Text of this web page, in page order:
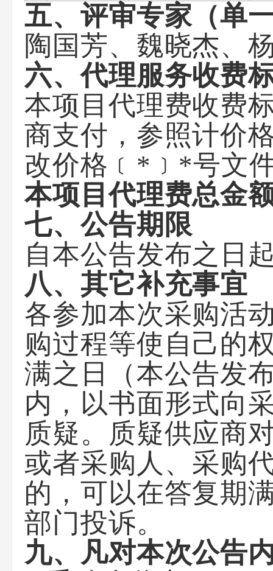
五、评审专家（单
陶国芳、魏晓杰、
六、代理服务收费
本项目代理费收费
商支付，参照计价
改价格﹝*﹞*号文
本项目代理费总金
七、公告期限
自本公告发布之日
八、其它补充事宜
各参加本次采购活
购过程等使自己的
满之日（本公告发
内，以书面形式向
质疑。质疑供应商
或者采购人、采购
的，可以在答复期
部门投诉。
九、凡对本次公告